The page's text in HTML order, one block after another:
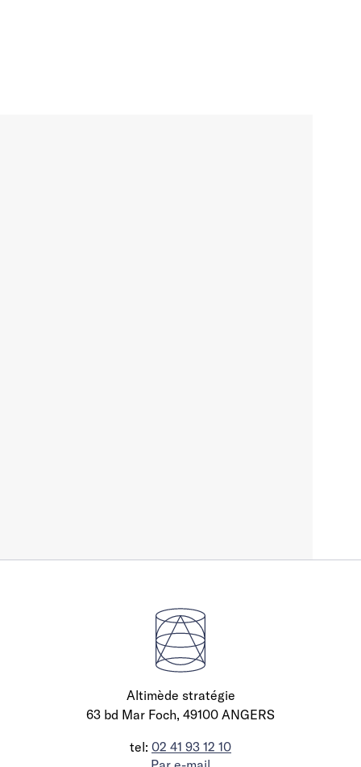
Altimède stratégie
63 bd Mar Foch, 49100 ANGERS
tel: 02 41 93 12 10